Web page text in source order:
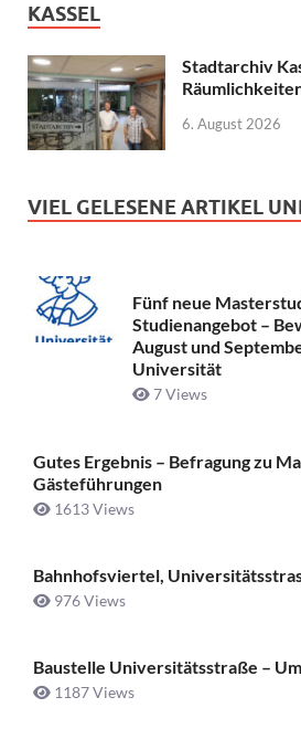
KASSEL
Stadtarchiv
6. August 2026
VIEL GELESENE ARTIKEL
Fünf neue
Studienangebot –
August und
Universität
7 Views
Gutes Ergebnis – Befragung zu
Gästeführungen
1613 Views
Bahnhofsviertel,
976 Views
Baustelle Universitätsstraße ­–
1187 Views